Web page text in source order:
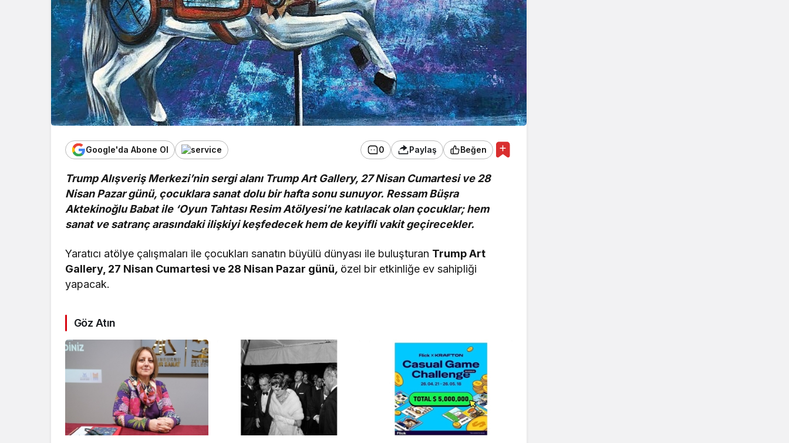
Google'da Abone Ol 0 Paylaş Beğen
Trump Alışveriş Merkezi’nin sergi alanı Trump Art Gallery, 27 Nisan Cumartesi ve 28
Nisan Pazar günü, çocuklara sanat dolu bir hafta sonu sunuyor. Ressam Büşra
Aktekinoğlu Babat ile ‘Oyun Tahtası Resim Atölyesi’ne katılacak olan çocuklar; hem
sanat ve satranç arasındaki ilişkiyi keşfedecek hem de keyifli vakit geçirecekler.
Yaratıcı atölye çalışmaları ile çocukları sanatın büyülü dünyası ile buluşturan Trump Art
Gallery, 27 Nisan Cumartesi ve 28 Nisan Pazar günü, özel bir etkinliğe ev sahipliği
yapacak.
Göz Atın